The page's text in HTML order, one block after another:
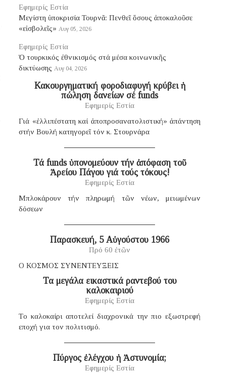
Εφημερίς Εστία
Μεγίστη ὑποκρισία Τουρνᾶ: Πενθεῖ ὅσους ἀποκαλοῦσε
«εἰσβολεῖς» Αυγ 05, 2026
Εφημερίς Εστία
Ὁ τουρκικός ἐθνικισμός στά μέσα κοινωνικῆς
δικτύωσης Αυγ 04, 2026
Κακουργηματική φοροδιαφυγή κρύβει ἡ
πώληση δανείων σέ funds
Εφημερίς Εστία
Γιά «ἐλλιπέστατη καί ἀποπροσανατολιστική» ἀπάντηση
στήν Βουλή κατηγορεῖ τόν κ. Στουρνάρα
Τά funds ὑπονομεύουν τήν ἀπόφαση τοῦ
Ἀρείου Πάγου γιά τούς τόκους!
Εφημερίς Εστία
Μπλοκάρουν τήν πληρωμή τῶν νέων, μειωμένων
δόσεων
Παρασκευή, 5 Αὐγούστου 1966
Πρό 60 ἐτῶν
Ο ΚΟΣΜΟΣ ΣΥΝΕΝΤΕΥΞΕΙΣ
Τα μεγάλα εικαστικά ραντεβού του
καλοκαιριού
Εφημερίς Εστία
Tο καλοκαίρι αποτελεί διαχρονικά την πιο εξωστρεφή
εποχή για τον πολιτισμό.
Πύργος ἐλέγχου ἡ Ἀστυνομία;
Εφημερίς Εστία